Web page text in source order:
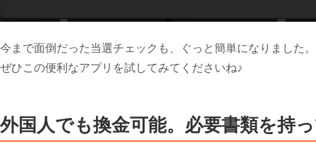
今まで面倒だった当選チェックも、ぐっと簡単になりました。
ぜひこの便利なアプリを試してみてくださいね♪
外国人でも換金可能。必要書類を持